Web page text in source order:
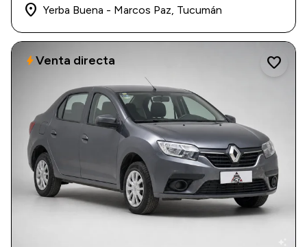
place Yerba Buena - Marcos Paz, Tucumán
favorite
boltVenta directa